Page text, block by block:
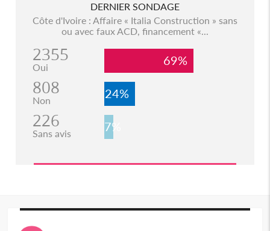
DERNIER SONDAGE
Côte d'Ivoire : Affaire « Italia Construction » sans
ou avec faux ACD, financement «...
2355
Oui 69%
808
Non 24%
226
Sans avis 7%